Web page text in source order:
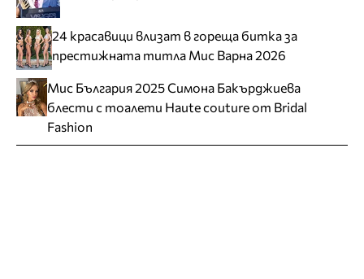
24 красавици влизат в гореща битка за
престижната титла Мис Варна 2026
Мис България 2025 Симона Бакърджиева
блести с тоалети Haute couture от Bridal
Fashion